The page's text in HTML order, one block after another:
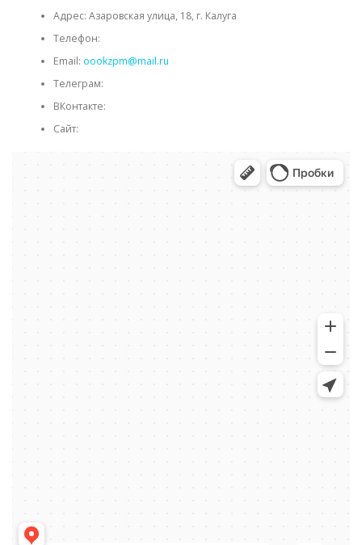
Адрес: Азаровская улица, 18, г. Калуга
Телефон:
Email: oookzpm@mail.ru
Телеграм:
ВКонтакте:
Сайт: